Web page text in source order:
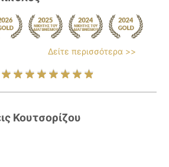
Δείτε περισσότερα >>
Κουτσορίζου